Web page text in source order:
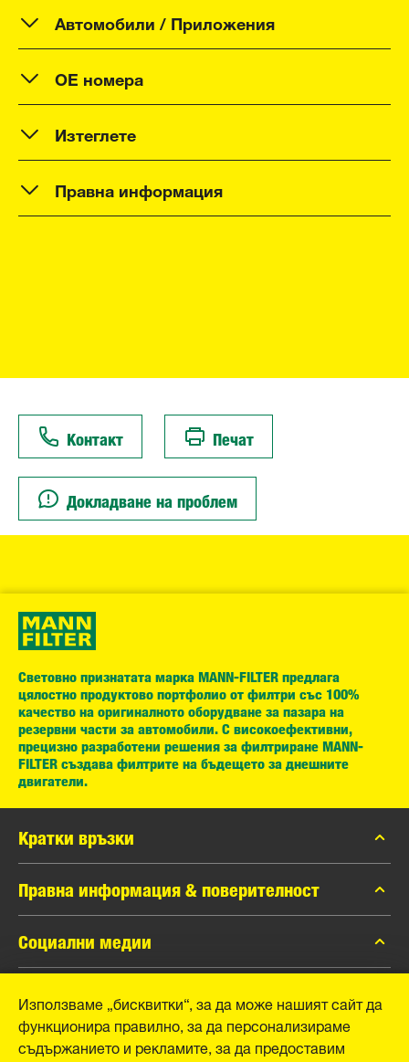
Автомобили / Приложения
OE номера
Изтеглете
Правна информация
Контакт Печат
Докладване на проблем
Световно признатата марка MANN-FILTER предлага
цялостно продуктово портфолио от филтри със 100%
качество на оригиналното оборудване за пазара на
резервни части за автомобили. С високоефективни,
прецизно разработени решения за филтриране MANN-
FILTER създава филтрите на бъдещето за днешните
двигатели.
Кратки връзки
каталог MANN-FILTER
Контакти
Правна информация & поверителност
Защита на личните данни
Официално уведомление
Отпечатък
Социални медии
Instagram
MANN+HUMMEL GmbH
Използваме „бисквитки“, за да може нашият сайт да
функционира правилно, за да персонализираме
съдържанието и рекламите, за да предоставим